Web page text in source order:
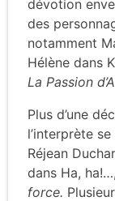
dévotion
des
notamment
Hélène dans
La Passion
Plus d’une
l’interprète
Réjean
dans Ha,
force.